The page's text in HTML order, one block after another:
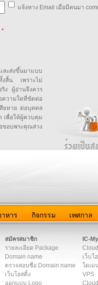
แจ้งทาง Email เมื่อมีคนมา
*
ะส่งขึ้นมาแบบ
งสิ้น เพราะไม่
ริง ผู้อ่านจึงควร
ามใดที่ขัดต่อ
สียหาย ต่อบุคคล
เพื่อให้ผู้ควบคุม
ขอบพระคุณล่วง
หาร กิจกรรม เทศกาล
สมัครสมาชิก
รายละเอียด Package
Domain name
ตรวจสอบชื่อ Domain name
เว็บโฮสติ้ง
ออกแบบ Logo
IC-
เว็บโ
โดเม
VPS